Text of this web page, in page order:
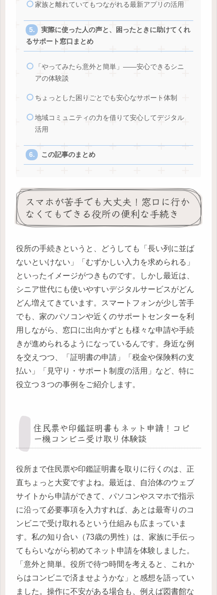
家族と離れていてもつながれる最新アプリの活用
実際に使った人の声と、困ったときに助けてくれ
るサポート窓口まとめ
「やってみたら意外と簡単」――安心できるシニ
アの体験談
ちょっとした困りごとでも安心なサポート体制
地域コミュニティの力を借りて安心してデジタル
活用
この記事のまとめ
スマホが苦手でも大丈夫！窓口に行か
なくてもできる役所の便利な手続き
役所の手続きというと、どうしても「長い列に並ば
ないといけない」「むずかしい入力を求められる」
といったイメージがつきものです。しかし最近は、
シニア世代にも使いやすいデジタルサービスがどん
どん増えてきています。スマートフォンが少し苦手
でも、家のパソコンや近くのサポートセンターを利
用しながら、窓口に出向かずとも様々な申請や手続
きが進められるようになっているんです。身近な例
を交えつつ、「証明書の申請」「税金や保険料の支
払い」「見守り・サポート制度の活用」など、特に
役立つ３つの事例をご紹介します。
住民票や印鑑証明書もネット申請！コピ
ー機コンビニ受け取り体験談
役所まで住民票や印鑑証明書を取りに行くのは、正
直ちょっと大変ですよね。最近は、自治体のウェブ
サイトから申請ができて、パソコンやスマホで指示
に沿って必要事項を入力すれば、あとは最寄りのコ
ンビニで受け取れるという仕組みも広まっていま
す。私の知り合い（73歳の男性）は、家族に手伝っ
てもらいながら初めてネット申請を体験しました。
「意外と簡単。役所で待つ時間を考えると、これか
らはコンビニで済ませようかな」と感想を語ってい
ました。操作に不安がある場合も、例えば図書館な